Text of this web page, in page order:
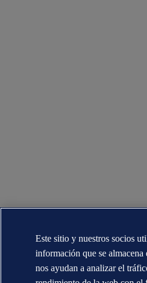
Este sitio y nuestros socios
información que se
nos ayudan a analizar el